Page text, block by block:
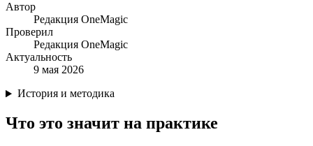
Автор
Редакция OneMagic
Проверил
Редакция OneMagic
Актуальность
9 мая 2026
История и методика
Что это значит на практике